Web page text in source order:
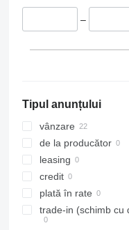
–
Tipul anunțului
vânzare
de la producător
leasing
credit
plată în rate
trade-in (schimb cu